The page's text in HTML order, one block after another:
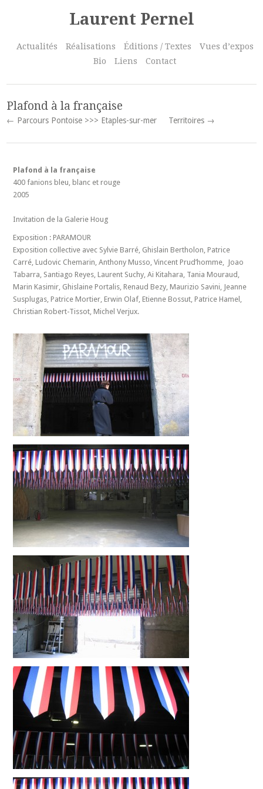
Laurent Pernel
Actualités Réalisations Éditions / Textes
Vues d’expos
Bio
Liens Contact
Plafond à la française
← Parcours Pontoise >>> Etaples-sur-mer Territoires →
Plafond à la française
400 fanions bleu, blanc et rouge
2005
Invitation de la Galerie Houg
Exposition : PARAMOUR
Exposition collective avec Sylvie Barré, Ghislain Bertholon, Patrice
Carré, Ludovic Chemarin, Anthony Musso, Vincent Prud’homme, Joao
Tabarra, Santiago Reyes, Laurent Suchy, Ai Kitahara, Tania Mouraud,
Marin Kasimir, Ghislaine Portalis, Renaud Bezy, Maurizio Savini, Jeanne
Susplugas, Patrice Mortier, Erwin Olaf, Etienne Bossut, Patrice Hamel,
Christian Robert-Tissot, Michel Verjux.